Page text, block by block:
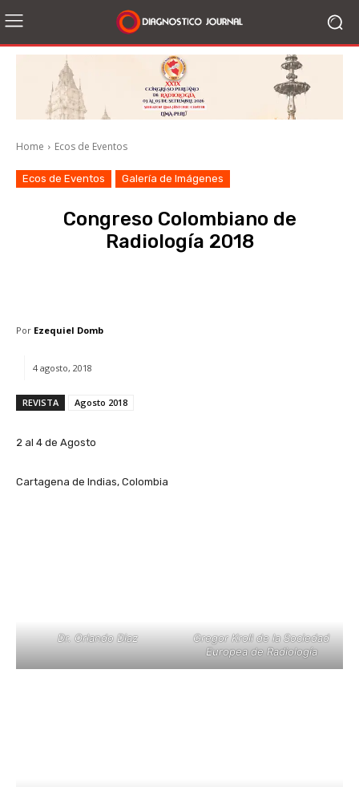
Home Ecos de Eventos
Ecos de Eventos Galería de Imágenes
Congreso Colombiano de
Radiología 2018
Por Ezequiel Domb
4 agosto, 2018
REVISTA Agosto 2018
2 al 4 de Agosto
Cartagena de Indias, Colombia
Dr. Orlando Diaz
Gregor Kroll de la Sociedad
Europea de Radiología